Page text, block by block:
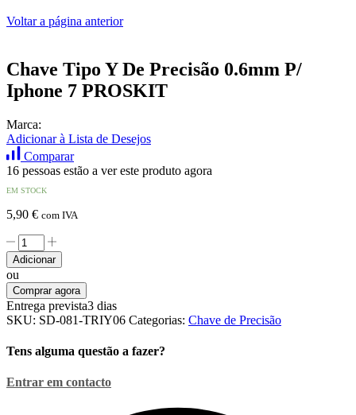
Voltar a página anterior
Chave Tipo Y De Precisão 0.6mm P/
Iphone 7 PROSKIT
Marca:
Adicionar à Lista de Desejos
Comparar
16 pessoas estão a ver este produto agora
EM STOCK
5,90 € com IVA
Quantidade
de
Chave
Tipo
Y
De
Precisão
P/
7
Adicionar
ou
Comprar agora
Entrega prevista3 dias
SKU: SD-081-TRIY06 Categorias: Chave de Precisão
Tens alguma questão a fazer?
Entrar em contacto